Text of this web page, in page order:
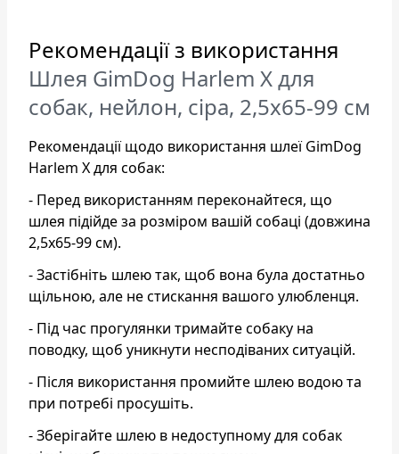
Рекомендації з використання
Шлея GimDog Harlem X для
собак, нейлон, сіра, 2,5х65-99 см
Рекомендації щодо використання шлеї GimDog
Harlem X для собак:
- Перед використанням переконайтеся, що
шлея підійде за розміром вашій собаці (довжина
2,5х65-99 см).
- Застібніть шлею так, щоб вона була достатньо
щільною, але не стискання вашого улюбленця.
- Під час прогулянки тримайте собаку на
поводку, щоб уникнути несподіваних ситуацій.
- Після використання промийте шлею водою та
при потребі просушіть.
- Зберігайте шлею в недоступному для собак